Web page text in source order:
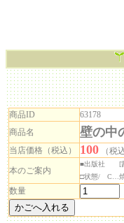
商品ID
63178
商品名
壁の中
当店価格（税込） 100
（税
本のご案内
■出版社 [茜
□状態/ C…焼
数量